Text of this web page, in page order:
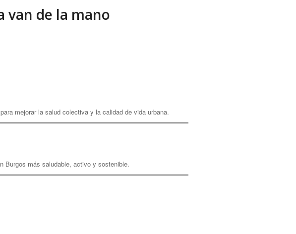
van de la mano
mejorar la salud colectiva y la calidad de vida urbana.
Burgos más saludable, activo y sostenible.